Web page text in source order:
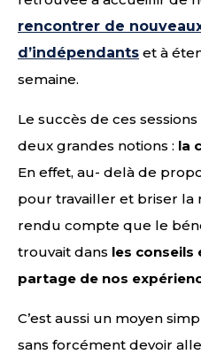
rencontrer de
d’indépendants et à
semaine.
Le succès de ces
deux grandes notions : la
En effet, au- delà de
pour travailler et briser la
rendu compte que le
trouvait dans les conseils
partage de nos
C’est aussi un moyen
sans forcément devoir